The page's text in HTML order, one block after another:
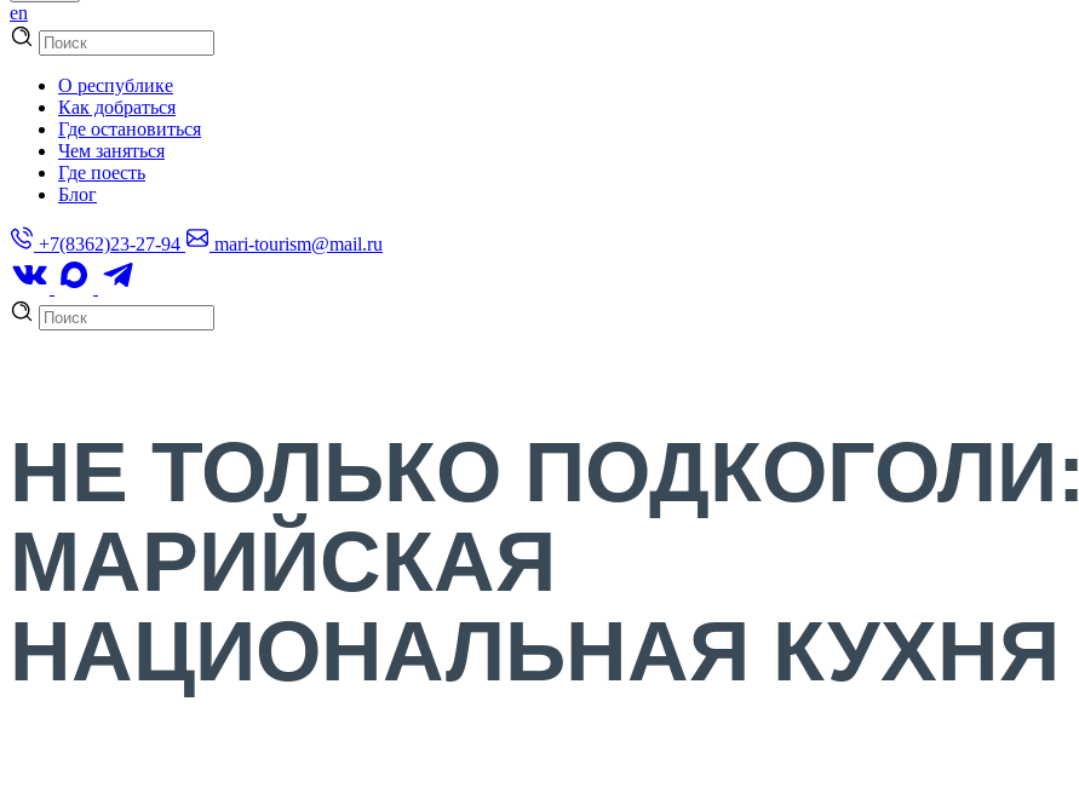
en
О республике
Как добраться
Где остановиться
Чем заняться
Где поесть
Блог
+7(8362)23-27-94 mari-tourism@mail.ru
НЕ ТОЛЬКО ПОДКОГОЛИ:
МАРИЙСКАЯ
НАЦИОНАЛЬНАЯ КУХНЯ